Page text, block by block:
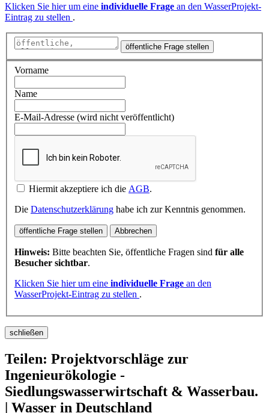
Klicken Sie hier um eine individuelle Frage an den WasserProjekt-
Eintrag zu stellen .
öffentliche Frage stellen
Vorname
Name
E-Mail-Adresse (wird nicht veröffentlicht)
Hiermit akzeptiere ich die AGB.
Die Datenschutzerklärung habe ich zur Kenntnis genommen.
öffentliche Frage stellen Abbrechen
Hinweis: Bitte beachten Sie, öffentliche Fragen sind für alle
Besucher sichtbar.
Klicken Sie hier um eine individuelle Frage an den
WasserProjekt-Eintrag zu stellen .
schließen
Teilen: Projektvorschläge zur
Ingenieurökologie -
Siedlungswasserwirtschaft & Wasserbau.
| Wasser in Deutschland